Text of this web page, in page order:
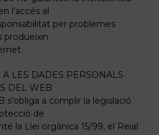
l’accés al
per problemes
produeixin
A LES DADES PERSONALS
DEL WEB
s’obliga a complir la legislació
de
la Llei orgànica 15/99, el Reial